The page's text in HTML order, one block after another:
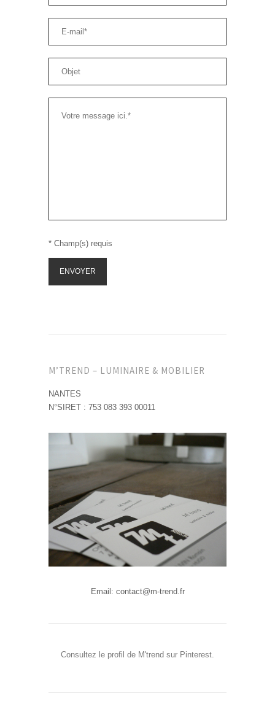
* Champ(s) requis
M’TREND – LUMINAIRE & MOBILIER
NANTES
N°SIRET : 753 083 393 00011
Email: contact@m-trend.fr
Consultez le profil de M'trend sur Pinterest.